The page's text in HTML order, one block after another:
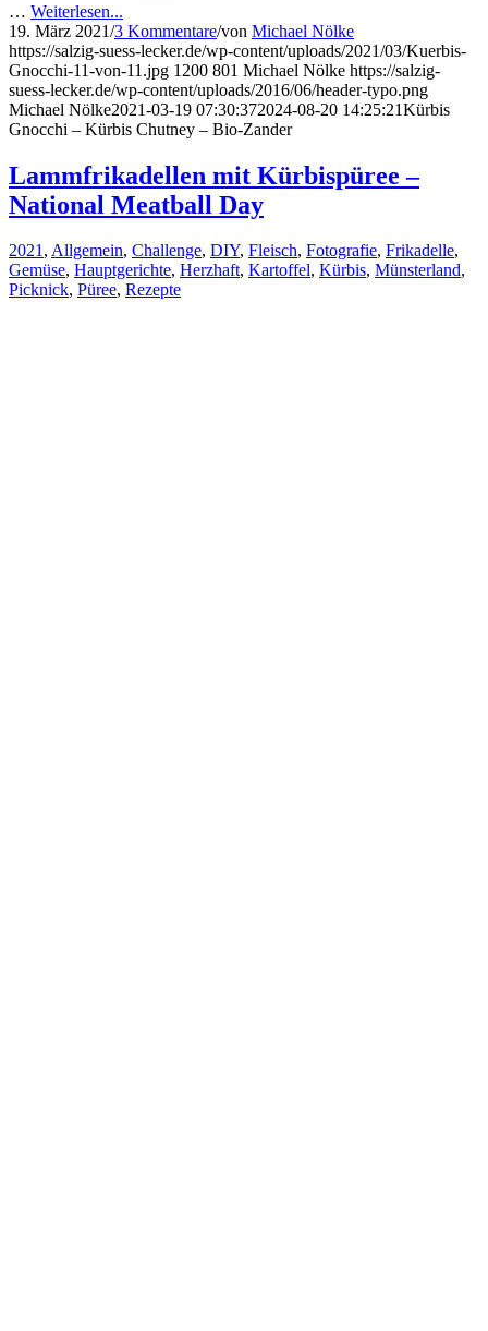
… Weiterlesen...
19. März 2021/3 Kommentare/von Michael Nölke
https://salzig-suess-lecker.de/wp-content/uploads/2021/03/Kuerbis-
Gnocchi-11-von-11.jpg 1200 801 Michael Nölke https://salzig-
suess-lecker.de/wp-content/uploads/2016/06/header-typo.png
Michael Nölke2021-03-19 07:30:372024-08-20 14:25:21Kürbis
Gnocchi – Kürbis Chutney – Bio-Zander
Lammfrikadellen mit Kürbispüree –
National Meatball Day
2021, Allgemein, Challenge, DIY, Fleisch, Fotografie, Frikadelle,
Gemüse, Hauptgerichte, Herzhaft, Kartoffel, Kürbis, Münsterland,
Picknick, Püree, Rezepte